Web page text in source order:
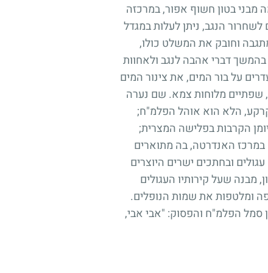
בטון חשוף אפור, במרכזה
הנגב, ניתן לעלות במגדל
וחובק את המשלט כולו,
דברי אהבה לנגב ולאחוות
על בור המים, את צינור המים
שפתיים מלוחות צמא. שם נערה
הלא הוא אוהל הפלמ"ח;
הקרבות בפלישה המצרית;
במרכז האנדרטה, בה מתוארים
ובחתכים ישרים היוצרים
מבנה שעל קירותיו העגולים
ומלטפות את שמות הנופלים.
סמל הפלמ"ח והפסוק: "אבי אבי,